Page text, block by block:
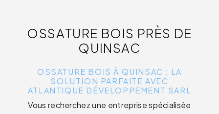
OSSATURE BOIS PRÈS DE
QUINSAC
OSSATURE BOIS À QUINSAC : LA
SOLUTION PARFAITE AVEC
ATLANTIQUE DÉVELOPPEMENT SARL
Vous recherchez une entreprise spécialisée